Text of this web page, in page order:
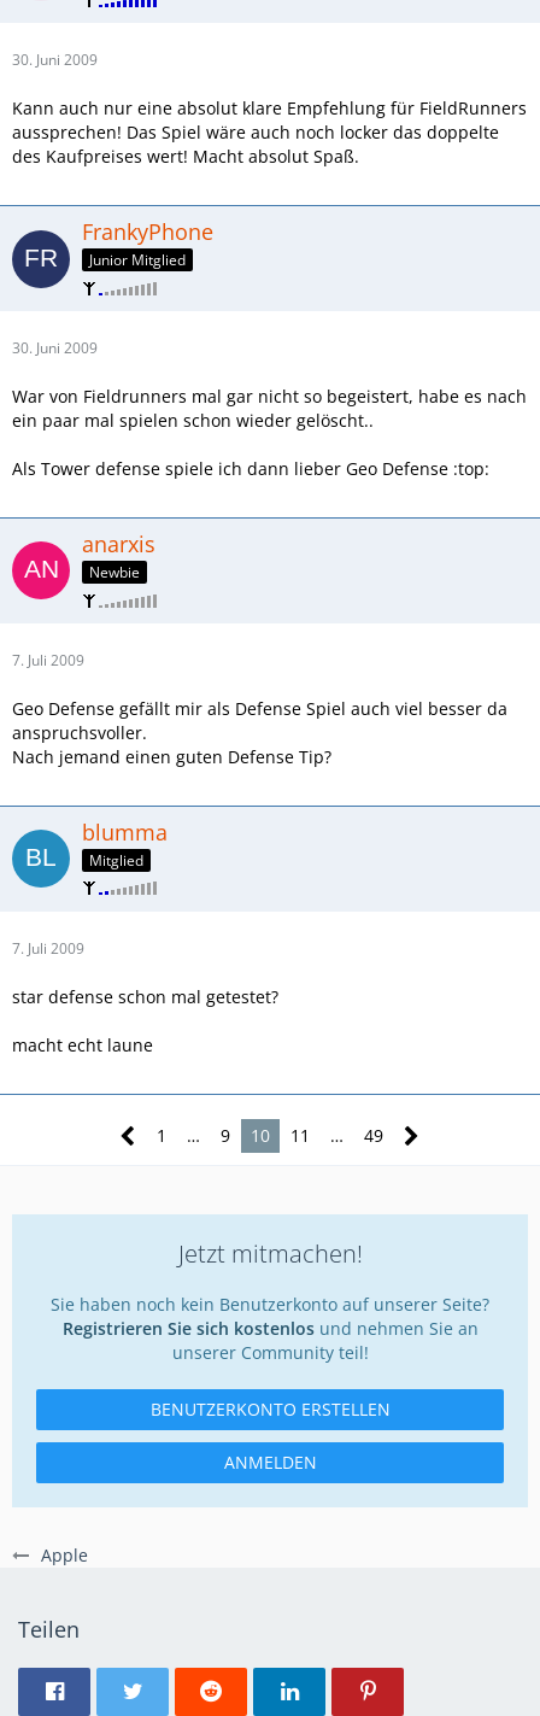
Apple
30. Juni 2009
Kann auch nur eine absolut klare Empfehlung für FieldRunners
aussprechen! Das Spiel wäre auch noch locker das doppelte
des Kaufpreises wert! Macht absolut Spaß.
FrankyPhone
Junior Mitglied
30. Juni 2009
War von Fieldrunners mal gar nicht so begeistert, habe es nach
ein paar mal spielen schon wieder gelöscht..
Als Tower defense spiele ich dann lieber Geo Defense :top:
anarxis
Newbie
7. Juli 2009
Geo Defense gefällt mir als Defense Spiel auch viel besser da
anspruchsvoller.
Nach jemand einen guten Defense Tip?
blumma
Mitglied
7. Juli 2009
star defense schon mal getestet?
macht echt laune
1 … 9 10 11 … 49
Jetzt mitmachen!
Sie haben noch kein Benutzerkonto auf unserer Seite?
Registrieren Sie sich kostenlosund nehmen Sie an
unserer Community teil!
BENUTZERKONTO ERSTELLEN
ANMELDEN
Teilen